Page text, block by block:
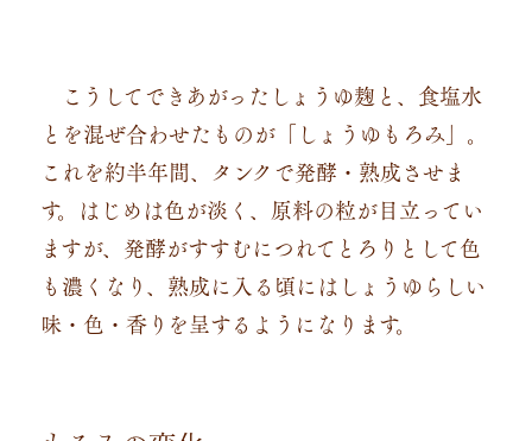
こうしてできあがったしょうゆ麹と、食塩水
とを混ぜ合わせたものが「しょうゆもろみ」。
これを約半年間、タンクで発酵・熟成させま
す。はじめは色が淡く、原料の粒が目立ってい
ますが、発酵がすすむにつれてとろりとして色
も濃くなり、熟成に入る頃にはしょうゆらしい
味・色・香りを呈するようになります。